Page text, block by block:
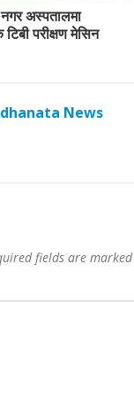
नगर अस्पतालमा
परीक्षण मेसिन
News
fields are marked